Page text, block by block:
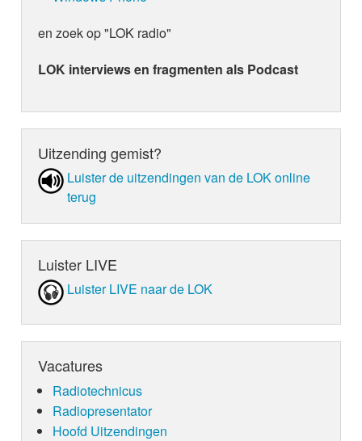
en zoek op "LOK radio"
LOK interviews en fragmenten als Podcast
Uitzending gemist?
Luister de uit­zen­din­gen van de LOK online
terug
Luister LIVE
Luister LIVE naar de LOK
Vacatures
Radiotechnicus
Radiopresentator
Hoofd Uitzendingen